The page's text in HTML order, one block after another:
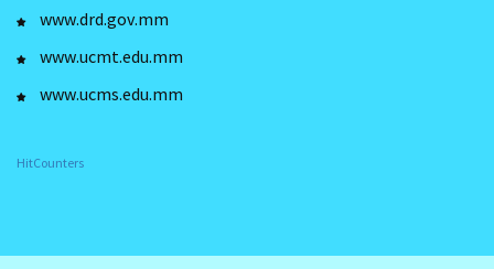
www.drd.gov.mm
www.ucmt.edu.mm
www.ucms.edu.mm
HitCounters